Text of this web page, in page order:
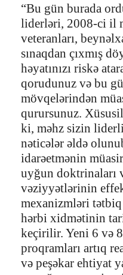
“Bu gün burada
liderləri, 2008-ci il
veteranları,
sınaqdan çıxmış
həyatınızı riskə
qorudunuz və bu
mövqelərindən
qurursunuz.
ki, məhz sizin
nəticələr əldə
idarəetmənin
uyğun doktrinaları
vəziyyətlərinin
mexanizmləri tətbiq
hərbi xidmətinin
keçirilir. Yeni 6 və 8
proqramları artıq
və peşəkar ehtiyat